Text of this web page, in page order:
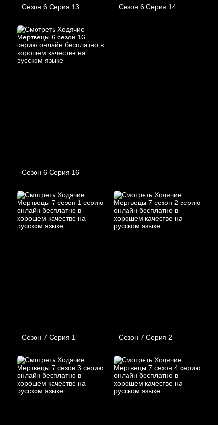
Сезон 6 Серия 13 Сезон 6 Серия 14
Сезон 6 Серия 16
Сезон 7 Серия 1 Сезон 7 Серия 2